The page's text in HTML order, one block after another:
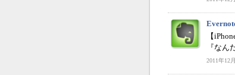
【
『な
2011年12